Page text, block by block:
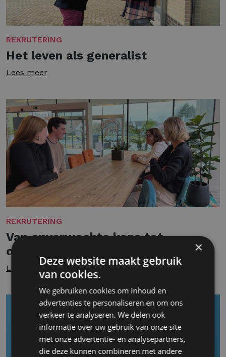
REKRUTERING
Het leven als generalist
Lees meer
REKRUTERING
Van onverwachte kans tot
onmisbare kracht
Lees meer
×
Deze website maakt gebruik
van cookies.
We gebruiken cookies om inhoud en
advertenties te personaliseren en om ons
verkeer te analyseren. We delen ook
informatie over uw gebruik van onze site
met onze advertentie- en analysepartners,
die deze kunnen combineren met andere